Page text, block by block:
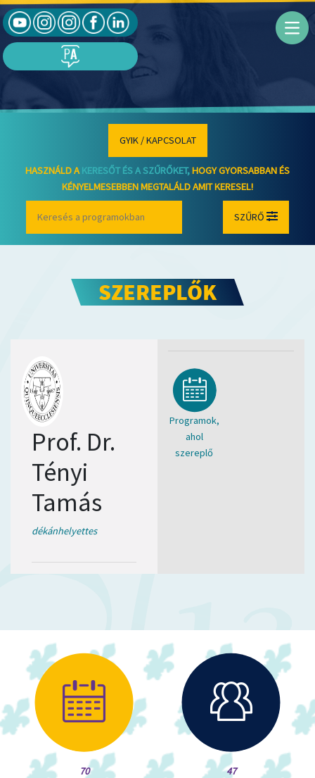
GYIK / KAPCSOLAT
HASZNÁLD AKERESŐT ÉS A SZŰRŐKET,HOGY GYORSABBAN ÉS
KÉNYELMESEBBEN MEGTALÁLD AMIT KERESEL!
SZŰRŐ
SZEREPLŐK
Prof. Dr.
Tényi
Tamás
dékánhelyettes
Programok,
ahol
szereplő
70
47